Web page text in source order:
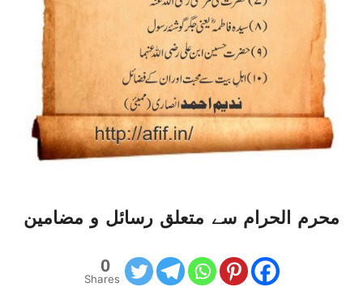
محرم الحرام سے متعلق رسائل و مضامین
0
Shares